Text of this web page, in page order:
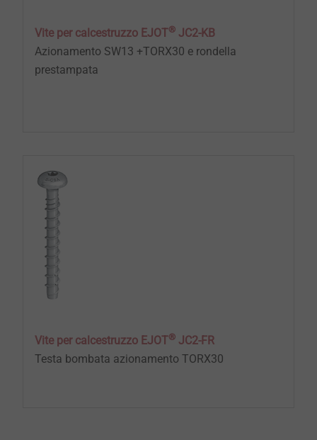
bordi e dal centro
Completamente rimovibile
Certificazione ETA
Vite per calcestruzzo EJOT® JC2-KB
Azionamento SW13 +TORX30 e rondella
prestampata
Vite per calcestruzzo EJOT® JC2-FR
Testa bombata azionamento TORX30